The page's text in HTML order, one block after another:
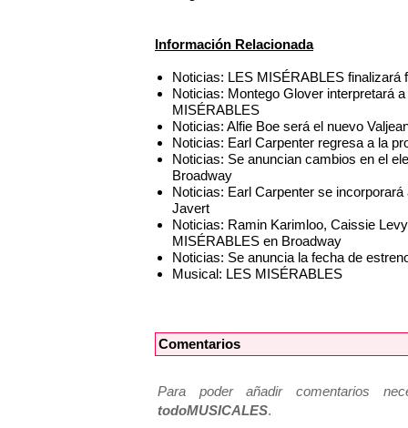
Información Relacionada
Noticias: LES MISÉRABLES finalizará
Noticias: Montego Glover interpretará
MISÉRABLES
Noticias: Alfie Boe será el nuevo
Noticias: Earl Carpenter regresa a la
Noticias: Se anuncian cambios en el
Broadway
Noticias: Earl Carpenter se
Javert
Noticias: Ramin Karimloo, Caissie
MISÉRABLES en Broadway
Noticias: Se anuncia la fecha de
Musical: LES MISÉRABLES
Comentarios
Para poder añadir comentarios
todoMUSICALES.